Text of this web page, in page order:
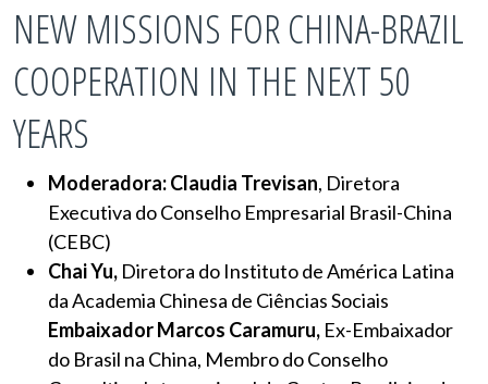
NEW MISSIONS FOR CHINA-BRAZIL
COOPERATION IN THE NEXT 50
YEARS
Moderadora:Claudia Trevisan, Diretora
Executiva do Conselho Empresarial Brasil-China
(CEBC)
Chai Yu, Diretora do Instituto de América Latina
da Academia Chinesa de Ciências Sociais
Embaixador Marcos Caramuru, Ex-Embaixador
do Brasil na China, Membro do Conselho